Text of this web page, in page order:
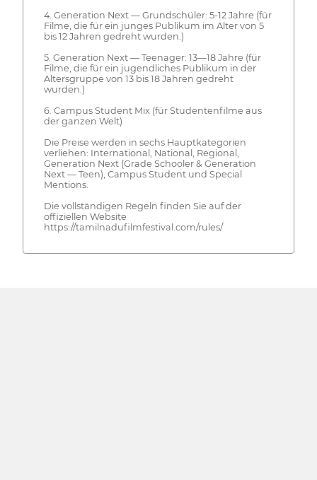
4. Generation Next — Grundschüler: 5-12 Jahre (für
Filme, die für ein junges Publikum im Alter von 5
bis 12 Jahren gedreht wurden.)
5. Generation Next — Teenager: 13—18 Jahre (für
Filme, die für ein jugendliches Publikum in der
Altersgruppe von 13 bis 18 Jahren gedreht
wurden.)
6. Campus Student Mix (für Studentenfilme aus
der ganzen Welt)
Die Preise werden in sechs Hauptkategorien
verliehen: International, National, Regional,
Generation Next (Grade Schooler & Generation
Next — Teen), Campus Student und Special
Mentions.
Die vollständigen Regeln finden Sie auf der
offiziellen Website
https://tamilnadufilmfestival.com/rules/